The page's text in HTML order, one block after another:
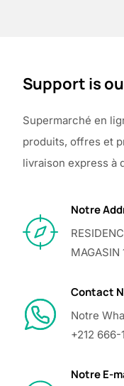
Support is
Supermarché en
produits, offres et
livraison express à
Notre
MAGASIN
Contact
Notre
+212 666-
Notre E-